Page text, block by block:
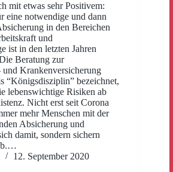
mit etwas sehr Positivem:
eine notwendige und dann
in den Bereichen
und
ist in den letzten Jahren
Beratung zur
Krankenversicherung
“Königsdisziplin” bezeichnet,
lebenswichtige Risiken ab
Nicht erst seit Corona
mehr Menschen mit der
Absicherung und
damit, sondern sichern
12. September 2020